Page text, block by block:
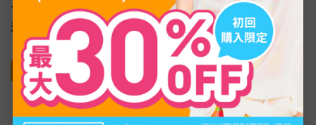
合や急な海外出張で事前準備ができないケースでは、自動
適用される手軽さが役立ちます。
海外パケ・ホーダイ：2023年に世界ギガし放題へ
名称変更
「海外パケ・ホーダイ」はドコモの旧海外データ通信サー